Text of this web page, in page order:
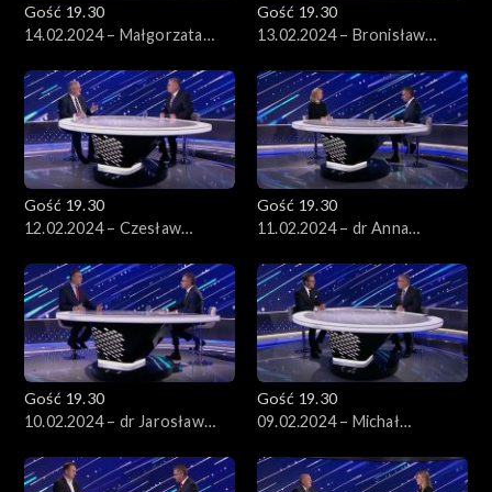
Gość 19.30
14.02.2024 – Małgorzata
Gość 19.30
13.02.2024 – Bronisław
Gość 19.30
12.02.2024 – Czesław
Gość 19.30
11.02.2024 – dr Anna
Gość 19.30
10.02.2024 – dr Jarosław
Gość 19.30
09.02.2024 – Michał